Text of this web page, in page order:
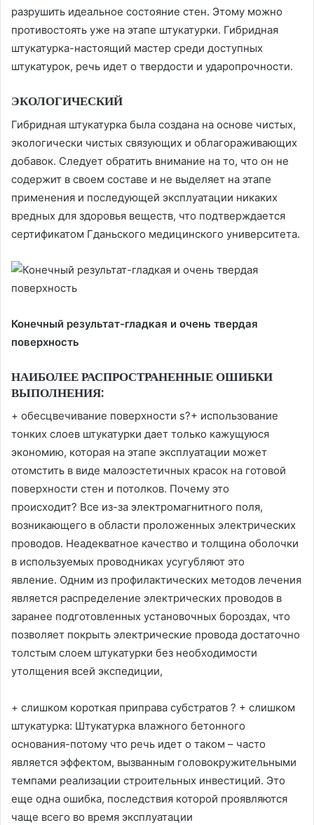
разрушить идеальное состояние стен. Этому можно
противостоять уже на этапе штукатурки. Гибридная
штукатурка-настоящий мастер среди доступных
штукатурок, речь идет о твердости и ударопрочности.
ЭКОЛОГИЧЕСКИЙ
Гибридная штукатурка была создана на основе чистых,
экологически чистых связующих и облагораживающих
добавок. Следует обратить внимание на то, что он не
содержит в своем составе и не выделяет на этапе
применения и последующей эксплуатации никаких
вредных для здоровья веществ, что подтверждается
сертификатом Гданьского медицинского университета.
Конечный результат-гладкая и очень твердая
поверхность
НАИБОЛЕЕ РАСПРОСТРАНЕННЫЕ ОШИБКИ
ВЫПОЛНЕНИЯ:
+ обесцвечивание поверхности s?+ использование
тонких слоев штукатурки дает только кажущуюся
экономию, которая на этапе эксплуатации может
отомстить в виде малоэстетичных красок на готовой
поверхности стен и потолков. Почему это
происходит? Все из-за электромагнитного поля,
возникающего в области проложенных электрических
проводов. Неадекватное качество и толщина оболочки
в используемых проводниках усугубляют это
явление. Одним из профилактических методов лечения
является распределение электрических проводов в
заранее подготовленных установочных бороздах, что
позволяет покрыть электрические провода достаточно
толстым слоем штукатурки без необходимости
утолщения всей экспедиции,
+ слишком короткая приправа субстратов ? + слишком
штукатурка: Штукатурка влажного бетонного
основания-потому что речь идет о таком – часто
является эффектом, вызванным головокружительными
темпами реализации строительных инвестиций. Это
еще одна ошибка, последствия которой проявляются
чаще всего во время эксплуатации